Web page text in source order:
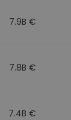
7.9B €
7.8B €
7.4B €